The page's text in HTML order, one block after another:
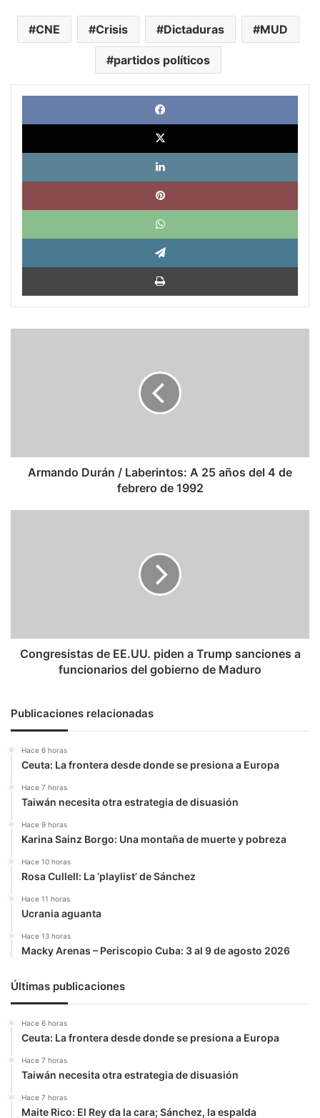
CNE Crisis Dictaduras MUD
partidos políticos
X
4
Armando Durán / Laberintos: A 25 años del 4 de
febrero de 1992
funcionarios
delCongresistas de EE.UU. piden a Trump sanciones a
funcionarios del gobierno de Maduro
Publicaciones relacionadas
Hace 6 horas
Ceuta: La frontera desde donde se presiona a Europa
Hace 7 horas
Taiwán necesita otra estrategia de disuasión
Hace 9 horas
Karina Sainz Borgo: Una montaña de muerte y pobreza
Hace 10 horas
Rosa Cullell: La ‘playlist’ de Sánchez
Hace 11 horas
Ucrania aguanta
Hace 13 horas
Macky Arenas – Periscopio Cuba: 3 al 9 de agosto 2026
Últimas publicaciones
Hace 6 horas
Ceuta: La frontera desde donde se presiona a Europa
Hace 7 horas
Taiwán necesita otra estrategia de disuasión
Hace 7 horas
Maite Rico: El Rey da la cara; Sánchez, la espalda